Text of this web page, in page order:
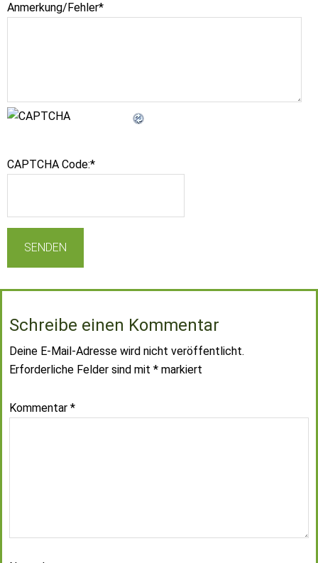
Anmerkung/Fehler*
CAPTCHA Code:*
Schreibe einen Kommentar
Deine E-Mail-Adresse wird nicht veröffentlicht.
Erforderliche Felder sind mit * markiert
Kommentar *